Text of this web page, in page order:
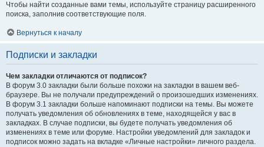
Чтобы найти созданные вами темы, используйте страницу расширенного
поиска, заполнив соответствующие поля.
Вернуться к началу
Подписки и закладки
Чем закладки отличаются от подписок?
В форум 3.0 закладки были больше похожи на закладки в вашем веб-
браузере. Вы не получали предупреждений о произошедших изменениях.
В форум 3.1 закладки больше напоминают подписки на темы. Вы можете
получать уведомления об обновлениях в теме, находящейся у вас в
закладках. В случае подписки, вы будете получать уведомления об
изменениях в теме или форуме. Настройки уведомлений для закладок и
подписок можно задать на вкладке «Личные настройки» личного раздела.